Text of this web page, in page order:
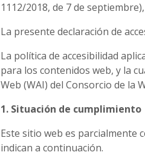
1112/2018, de 7 de
La presente declaración de
La política de accesibilidad
para los contenidos web, y la
Web (WAI) del Consorcio de la
1. Situación de cumplimiento
Este sitio web es parcialmente
indican a continuación.